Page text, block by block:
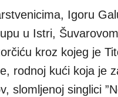
Igoru
u Istri,
kroz kojeg je
rodnoj kući koja je
slomljenoj singlici